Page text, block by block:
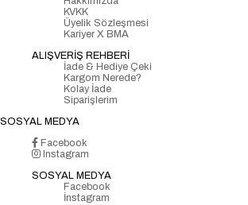
KVKK
Üyelik Sözleşmesi
Kariyer X BMA
ALIŞVERİŞ REHBERİ
İade & Hediye Çeki
Kargom Nerede?
Kolay İade
Siparişlerim
SOSYAL MEDYA
Facebook
Instagram
SOSYAL MEDYA
Facebook
İnstagram